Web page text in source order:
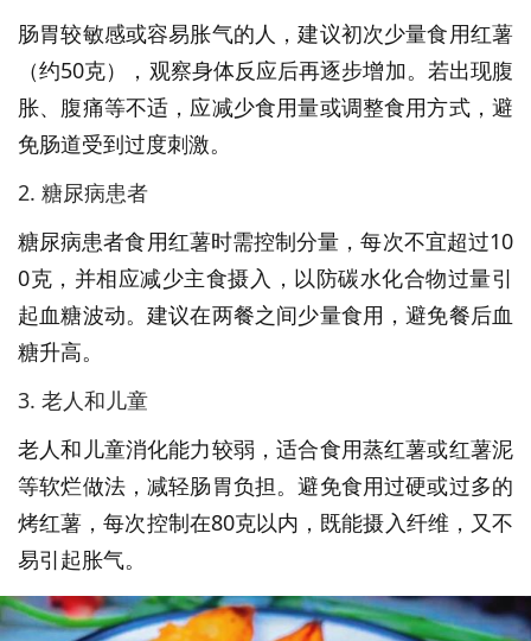
肠胃较敏感或容易胀气的人，建议初次少量食用红薯
（约50克），观察身体反应后再逐步增加。若出现腹
胀、腹痛等不适，应减少食用量或调整食用方式，避
免肠道受到过度刺激。
2. 糖尿病患者
糖尿病患者食用红薯时需控制分量，每次不宜超过10
0克，并相应减少主食摄入，以防碳水化合物过量引
起血糖波动。建议在两餐之间少量食用，避免餐后血
糖升高。
3. 老人和儿童
老人和儿童消化能力较弱，适合食用蒸红薯或红薯泥
等软烂做法，减轻肠胃负担。避免食用过硬或过多的
烤红薯，每次控制在80克以内，既能摄入纤维，又不
易引起胀气。